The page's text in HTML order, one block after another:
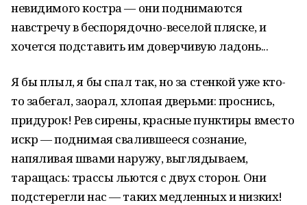
невидимого костра — они поднимаются
навстречу в беспорядочно-веселой пляске, и
хочется подставить им доверчивую ладонь...
Я бы плыл, я бы спал так, но за стенкой уже кто-
то забегал, заорал, хлопая дверьми: проснись,
придурок! Рев сирены, красные пунктиры вместо
искр — поднимая свалившееся сознание,
напяливая швами наружу, выглядываем,
таращась: трассы льются с двух сторон. Они
подстерегли нас — таких медленных и низких!